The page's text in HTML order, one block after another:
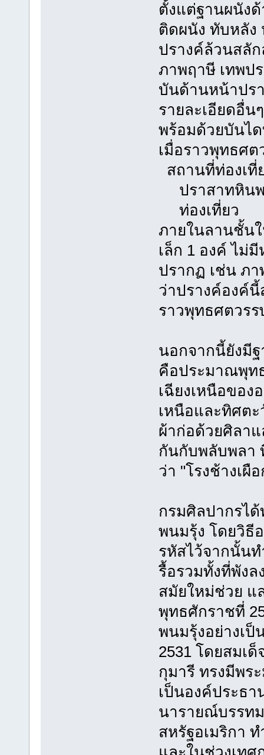
ตั้งแต่ฐานผนัง
ติดผนัง ทับหลั
ปรางค์ล้วนสลั
ภาพฤาษี เทพป
บันด้านหน้าปร
รายละเอียดอื่
พร้อมด้วยบันไ
เมื่อราวพุทธศ
สถานที่ท่องเ
ปราสาทหิ
ท่องเที่ยว
ภายในลานชั้น
เล็ก 1 องค์ ไม่
ปรากฏ เช่น ภ
ว่าปรางค์องค์
ราวพุทธศตวรร
นอกจากนี้ยังมี
คือประมาณพุท
เฉียงเหนือขอ
เหนือและทิศต
ผ้าก่อด้วยศิลา
กันกับพลับพลา
ว่า "โรงช้างเผื
กรมศิลปากรไ
พนมรุ้ง โดยวิธี
รหัสไว้จากนั้น
รื้อรวมทั้งที่พังล
สมัยใหม่ช่วย แ
พุทธศักราชที่
พนมรุ้งอย่างเป็
2531 โดยสมเ
กุมารี ทรงมีพร
เป็นองค์ประธ
นารายณ์บรรท
สหรัฐอเมริกา